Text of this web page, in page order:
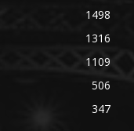
1498
1316
1109
506
347